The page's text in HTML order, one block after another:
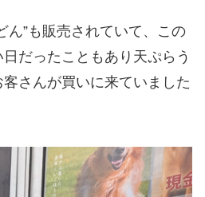
ん”も販売されていて、この
だったこともあり天ぷらう
さんが買いに来ていました